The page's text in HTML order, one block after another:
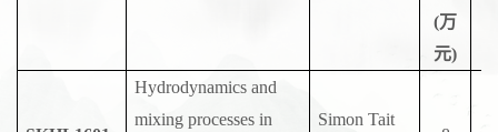
(万
元)
Hydrodynamics and
mixing processes in
Simon Tait